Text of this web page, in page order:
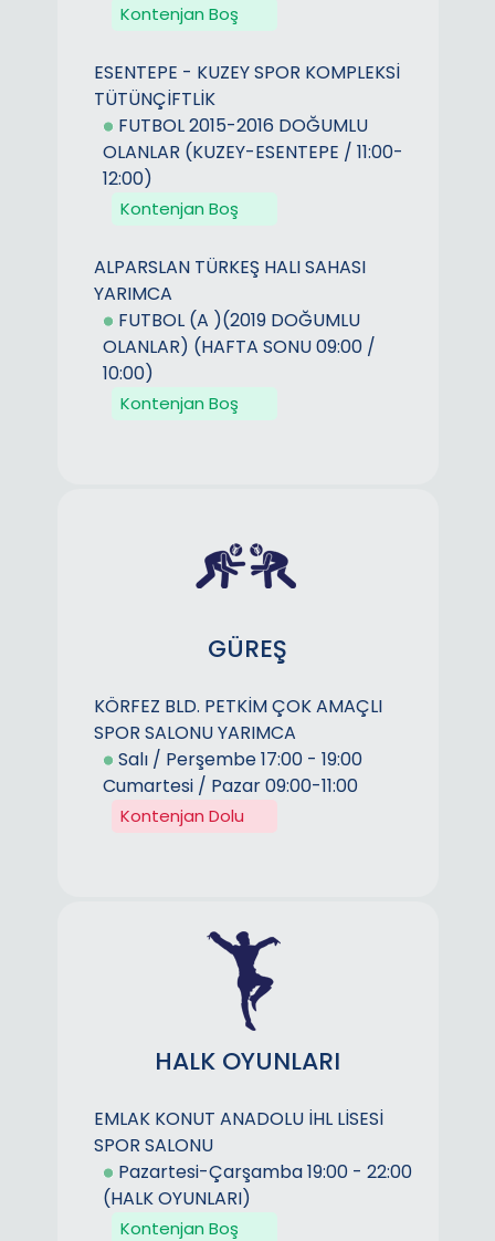
Kontenjan Boş
ESENTEPE - KUZEY SPOR KOMPLEKSİ
TÜTÜNÇİFTLİK
FUTBOL 2015-2016 DOĞUMLU
OLANLAR (KUZEY-ESENTEPE / 11:00-
12:00)
Kontenjan Boş
ALPARSLAN TÜRKEŞ HALI SAHASI
YARIMCA
FUTBOL (A )(2019 DOĞUMLU
OLANLAR) (HAFTA SONU 09:00 /
10:00)
Kontenjan Boş
GÜREŞ
KÖRFEZ BLD. PETKİM ÇOK AMAÇLI
SPOR SALONU YARIMCA
Salı / Perşembe 17:00 - 19:00
Cumartesi / Pazar 09:00-11:00
Kontenjan Dolu
HALK OYUNLARI
EMLAK KONUT ANADOLU İHL LİSESİ
SPOR SALONU
Pazartesi-Çarşamba 19:00 - 22:00
(HALK OYUNLARI)
Kontenjan Boş